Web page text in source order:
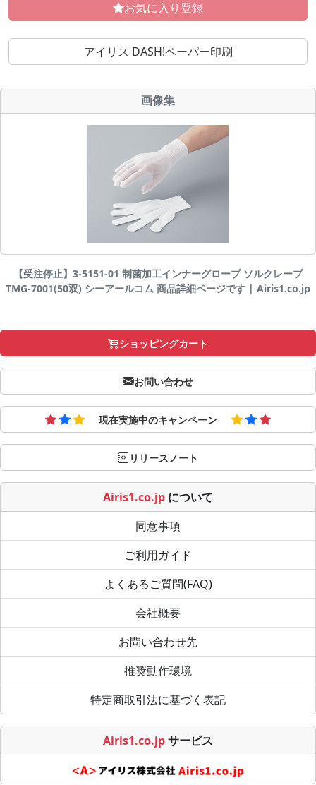
お気に入り登録
アイリス DASH!ペーパー印刷
画像集
【受注停止】3-5151-01 制菌加工インナーグローブ ソルクレーブ
TMG-7001(50双) シーアールコム 商品詳細ページです | Airis1.co.jp
ショッピングカート
お問い合わせ
現在実施中のキャンペーン
リリースノート
Airis1.co.jp について
同意事項
ご利用ガイド
よくあるご質問(FAQ)
会社概要
お問い合わせ先
推奨動作環境
特定商取引法に基づく表記
Airis1.co.jpサービス